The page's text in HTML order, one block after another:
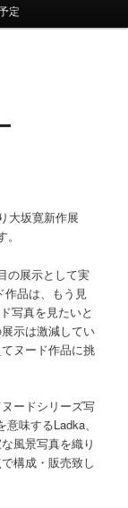
定
大坂寛新作展
の展示として実
品は、もう見
写真を見たいと
示は激減してい
ヌード作品に挑
ードシリーズ写
味するLadka、
風景写真を織り
構成・販売致し